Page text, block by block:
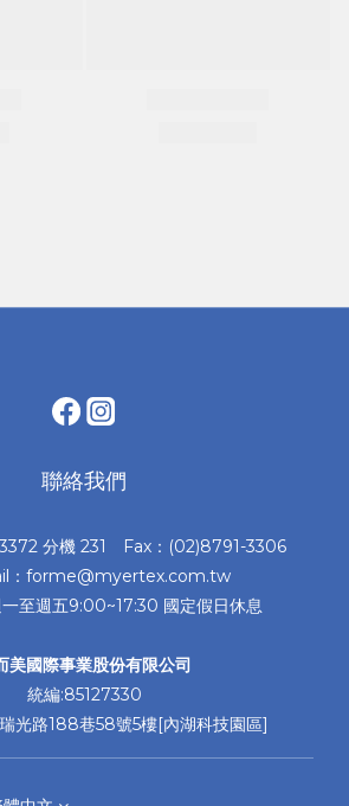
聯絡我們
分機 231 Fax：(02)8791-3306
：forme@myertex.com.tw
至週五9:00~17:30 國定假日休息
美國際事業股份有限公司
統編:85127330
光路188巷58號5樓[內湖科技園區]